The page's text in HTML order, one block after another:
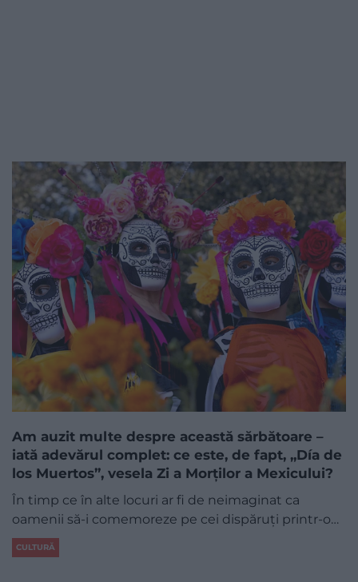
Am auzit multe despre această sărbătoare –
iată adevărul complet: ce este, de fapt, „Día de
los Muertos”, vesela Zi a Morților a Mexicului?
În timp ce în alte locuri ar fi de neimaginat ca
oamenii să-i comemoreze pe cei dispăruți printr-o…
CULTURĂ